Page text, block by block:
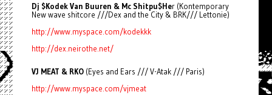
Dj $Kodek Van Buuren & Mc Shitpu$Her (Kontemporary
New wave shitcore ///Dex and the City & BRK/// Lettonie)
http://www.myspace.com/kodekkk
http://dex.neirothe.net/
VJ MEAT & RKO(Eyes and Ears /// V-Atak /// Paris)
http://www.myspace.com/vjmeat